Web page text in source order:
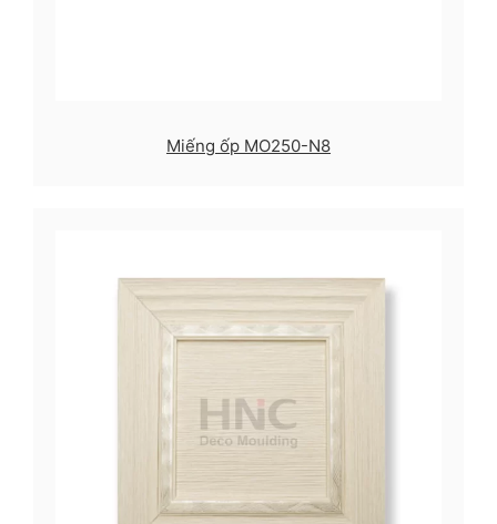
Miếng ốp MO250-N8